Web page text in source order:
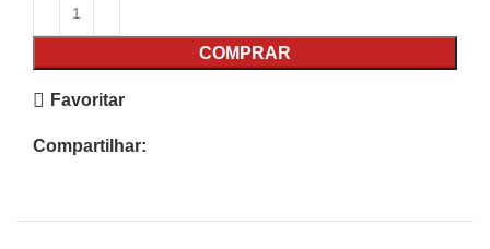
COMPRAR
Favoritar
Compartilhar: